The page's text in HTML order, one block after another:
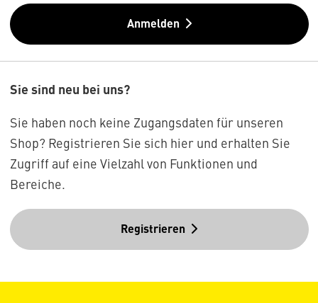
Anmelden
Sie sind neu bei uns?
Sie haben noch keine Zugangsdaten für unseren
Shop? Registrieren Sie sich hier und erhalten Sie
Zugriff auf eine Vielzahl von Funktionen und
Bereiche.
Registrieren